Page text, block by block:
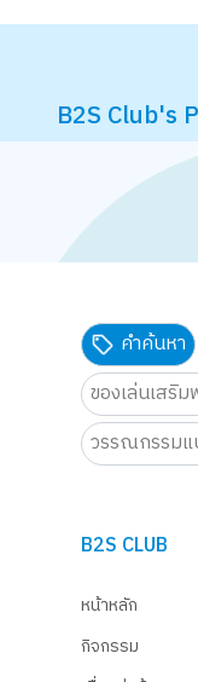
B2S Club's
คำค้นหา
ของเล่นเสริ
วรรณกรรม
B2S CLUB
หน้าหลัก
กิจกรรม